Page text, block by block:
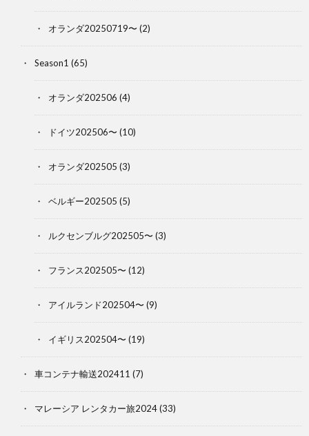
オランダ20250719〜 (2)
Season1 (65)
オランダ202506 (4)
ドイツ202506〜 (10)
オランダ202505 (3)
ベルギー202505 (5)
ルクセンブルグ202505〜 (3)
フランス202505〜 (12)
アイルランド202504〜 (9)
イギリス202504〜 (19)
車コンテナ輸送202411 (7)
マレーシア レンタカー旅2024(33)